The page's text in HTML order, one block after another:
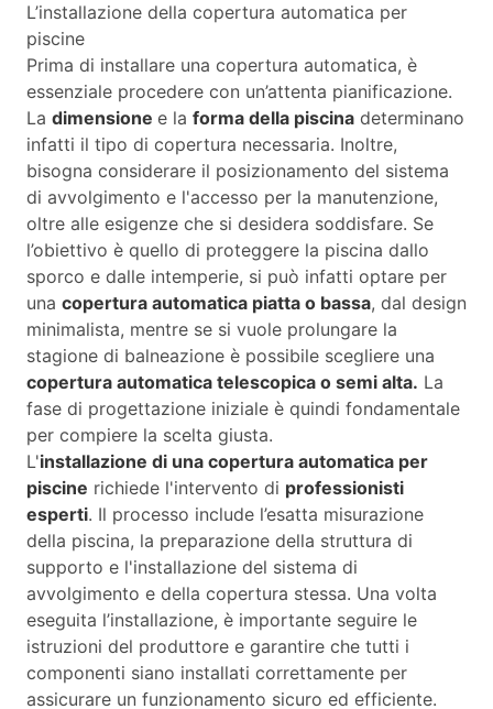
L’installazione della copertura automatica per
piscine
Prima di installare una copertura automatica, è
essenziale procedere con un’attenta pianificazione.
La dimensione e la forma della piscina determinano
infatti il tipo di copertura necessaria. Inoltre,
bisogna considerare il posizionamento del sistema
di avvolgimento e l'accesso per la manutenzione,
oltre alle esigenze che si desidera soddisfare. Se
l’obiettivo è quello di proteggere la piscina dallo
sporco e dalle intemperie, si può infatti optare per
una copertura automatica piatta o bassa, dal design
minimalista, mentre se si vuole prolungare la
stagione di balneazione è possibile scegliere una
copertura automatica telescopica o semi alta. La
fase di progettazione iniziale è quindi fondamentale
per compiere la scelta giusta.
L'installazione di una copertura automatica per
piscine richiede l'intervento di professionisti
esperti. Il processo include l’esatta misurazione
della piscina, la preparazione della struttura di
supporto e l'installazione del sistema di
avvolgimento e della copertura stessa. Una volta
eseguita l’installazione, è importante seguire le
istruzioni del produttore e garantire che tutti i
componenti siano installati correttamente per
assicurare un funzionamento sicuro ed efficiente.